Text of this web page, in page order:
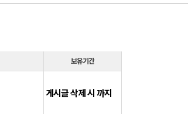
보유기간
게시글 삭제 시 까지